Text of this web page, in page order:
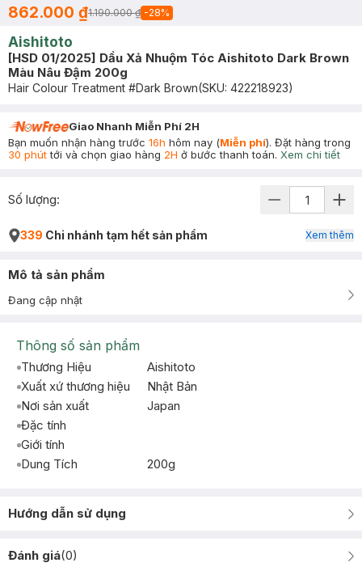
862.000 ₫1.190.000 ₫ -28%
Aishitoto
[HSD 01/2025] Dầu Xả Nhuộm Tóc Aishitoto Dark Brown
Màu Nâu Đậm 200g
Hair Colour Treatment #Dark Brown(SKU: 422218923)
Giao Nhanh Miễn Phí 2H
Bạn muốn nhận hàng trước 16h hôm nay (Miễn phí). Đặt hàng trong
30 phúttới và chọn giao hàng 2H ở bước thanh toán. Xem chi tiết
Số lượng:
339 Chi nhánh tạm hết sản phẩm Xem thêm
Mô tả sản phẩm
Đang cập nhật
Thông số sản phẩm
Thương Hiệu
Aishitoto
Xuất xứ thương hiệu
Nhật Bản
Nơi sản xuất
Japan
Đặc tính
Giới tính
Dung Tích
200g
Hướng dẫn sử dụng
Đánh giá(0)